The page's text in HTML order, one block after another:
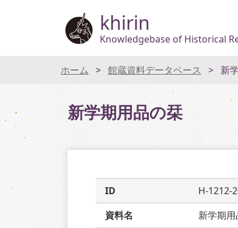
khirin
Knowledgebase of Historical
ホーム 館蔵資料データベース 新
新学期用品の栞
ID
H-1212-
資料名
新学期